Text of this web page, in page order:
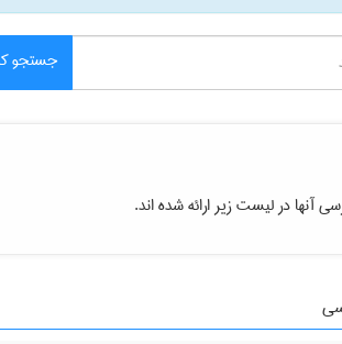
جستجو
آنها در لیست زیر ارائه شده اند.